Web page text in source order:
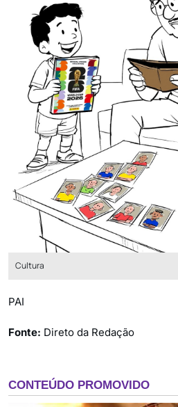
Cultura
PAI
Fonte: Direto da Redação